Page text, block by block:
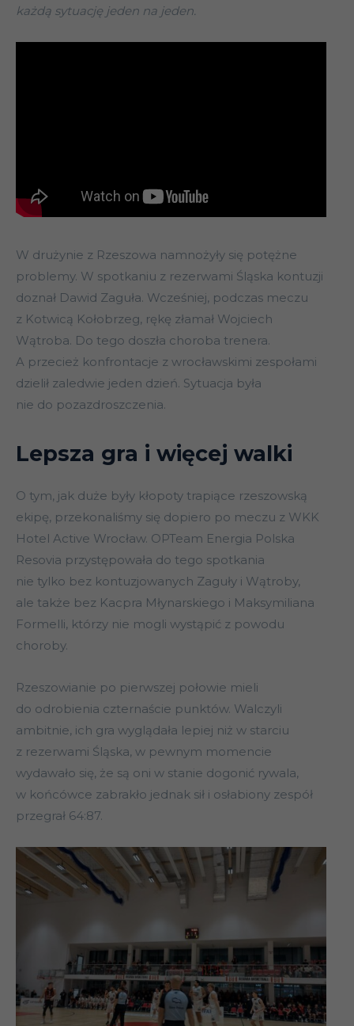
każdą sytuację jeden na jeden.
W drużynie z Rzeszowa namnożyły się potężne
problemy. W spotkaniu z rezerwami Śląska kontuzji
doznał Dawid Zaguła. Wcześniej, podczas meczu
z Kotwicą Kołobrzeg, rękę złamał Wojciech
Wątroba. Do tego doszła choroba trenera.
A przecież konfrontacje z wrocławskimi zespołami
dzielił zaledwie jeden dzień. Sytuacja była
nie do pozazdroszczenia.
Lepsza gra i więcej walki
O tym, jak duże były kłopoty trapiące rzeszowską
ekipę, przekonaliśmy się dopiero po meczu z WKK
Hotel Active Wrocław. OPTeam Energia Polska
Resovia przystępowała do tego spotkania
nie tylko bez kontuzjowanych Zaguły i Wątroby,
ale także bez Kacpra Młynarskiego i Maksymiliana
Formelli, którzy nie mogli wystąpić z powodu
choroby.
Rzeszowianie po pierwszej połowie mieli
do odrobienia czternaście punktów. Walczyli
ambitnie, ich gra wyglądała lepiej niż w starciu
z rezerwami Śląska, w pewnym momencie
wydawało się, że są oni w stanie dogonić rywala,
w końcówce zabrakło jednak sił i osłabiony zespół
przegrał 64:87.